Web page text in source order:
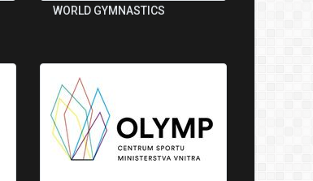
WORLD GYMNASTICS